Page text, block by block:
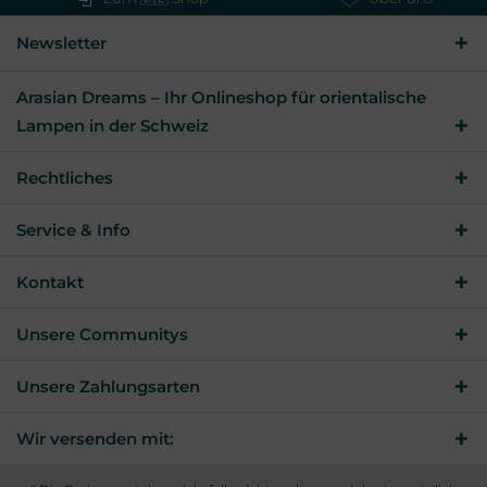
Newsletter
Arasian Dreams – Ihr Onlineshop für orientalische
Lampen in der Schweiz
Rechtliches
Service & Info
Kontakt
Unsere Communitys
Unsere Zahlungsarten
Wir versenden mit: